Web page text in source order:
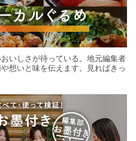
いしさが待っている。地元編集者
想いと味を伝えます。見ればきっ